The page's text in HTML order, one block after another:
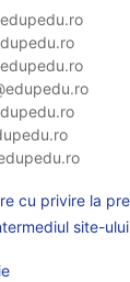
cu privire la
site-ului